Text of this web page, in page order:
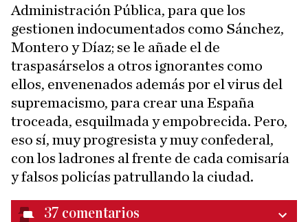
Administración Pública, para que los
gestionen indocumentados como Sánchez,
Montero y Díaz; se le añade el de
traspasárselos a otros ignorantes como
ellos, envenenados además por el virus del
supremacismo, para crear una España
troceada, esquilmada y empobrecida. Pero,
eso sí, muy progresista y muy confederal,
con los ladrones al frente de cada comisaría
y falsos policías patrullando la ciudad.
37 comentarios